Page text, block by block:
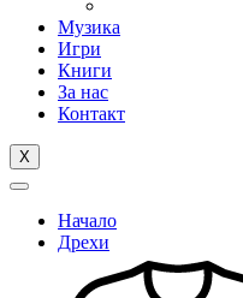
Музика
Игри
Книги
За нас
Контакт
X
Начало
Дрехи